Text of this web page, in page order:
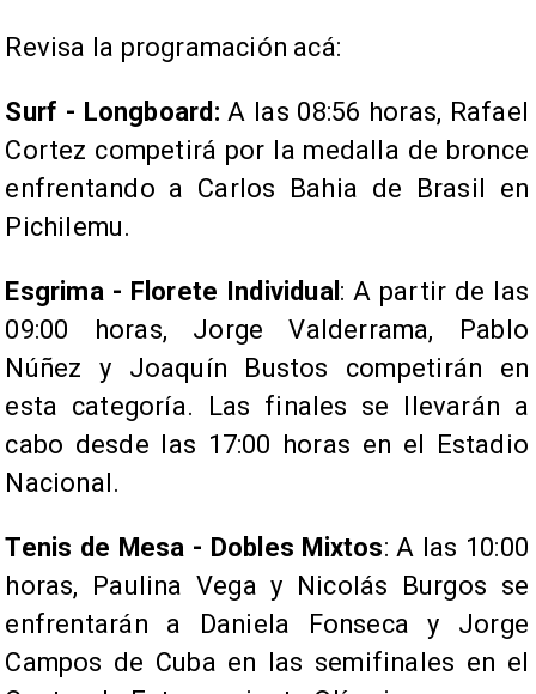
Revisa la programación acá:
Surf - Longboard: A las 08:56 horas, Rafael
Cortez competirá por la medalla de bronce
enfrentando a Carlos Bahia de Brasil en
Pichilemu.
Esgrima - Florete Individual : A partir de las
09:00 horas, Jorge Valderrama, Pablo
Núñez y Joaquín Bustos competirán en
esta categoría. Las finales se llevarán a
cabo desde las 17:00 horas en el Estadio
Nacional.
Tenis de Mesa - Dobles Mixtos: A las 10:00
horas, Paulina Vega y Nicolás Burgos se
enfrentarán a Daniela Fonseca y Jorge
Campos de Cuba en las semifinales en el